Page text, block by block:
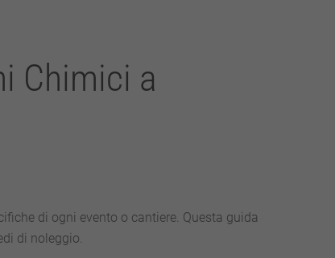
Chimici a
di ogni evento o cantiere. Questa guida
di noleggio.